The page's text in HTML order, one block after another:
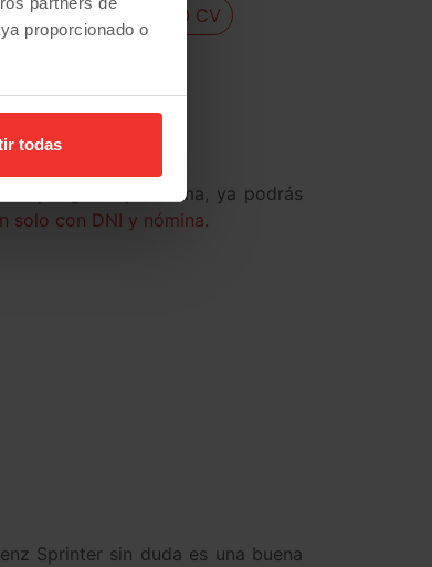
proporcionado o
todas
Boxer L4H2 140 CV
suponga un problema, ya podrás
solo con DNI y nómina.
Sprinter sin duda es una buena